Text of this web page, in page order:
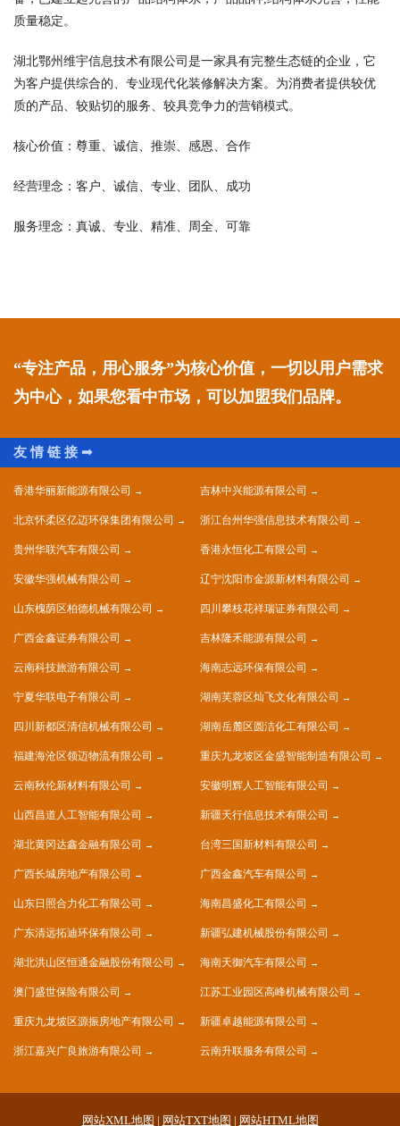
质量稳定。
湖北鄂州维宇信息技术有限公司是一家具有完整生态链的企业，它
为客户提供综合的、专业现代化装修解决方案。为消费者提供较优
质的产品、较贴切的服务、较具竞争力的营销模式。
核心价值：尊重、诚信、推崇、感恩、合作
经营理念：客户、诚信、专业、团队、成功
服务理念：真诚、专业、精准、周全、可靠
“专注产品，用心服务”为核心价值，一切以用户需求
为中心，如果您看中市场，可以加盟我们品牌。
香港华丽新能源有限公司 吉林中兴能源有限公司
北京怀柔区亿迈环保集团有限公司 浙江台州华强信息技术有限公司
贵州华联汽车有限公司 香港永恒化工有限公司
安徽华强机械有限公司 辽宁沈阳市金源新材料有限公司
山东槐荫区柏德机械有限公司 四川攀枝花祥瑞证券有限公司
广西金鑫证券有限公司 吉林隆禾能源有限公司
云南科技旅游有限公司 海南志远环保有限公司
宁夏华联电子有限公司 湖南芙蓉区灿飞文化有限公司
四川新都区清信机械有限公司 湖南岳麓区圆洁化工有限公司
福建海沧区领迈物流有限公司 重庆九龙坡区金盛智能制造有限公司
云南秋伦新材料有限公司 安徽明辉人工智能有限公司
山西昌道人工智能有限公司 新疆天行信息技术有限公司
湖北黄冈达鑫金融有限公司 台湾三国新材料有限公司
广西长城房地产有限公司 广西金鑫汽车有限公司
山东日照合力化工有限公司 海南昌盛化工有限公司
广东清远拓迪环保有限公司 新疆弘建机械股份有限公司
湖北洪山区恒通金融股份有限公司 海南天御汽车有限公司
澳门盛世保险有限公司 江苏工业园区高峰机械有限公司
重庆九龙坡区源振房地产有限公司 新疆卓越能源有限公司
浙江嘉兴广良旅游有限公司 云南升联服务有限公司
网站XML地图 | 网站TXT地图 | 网站HTML地图